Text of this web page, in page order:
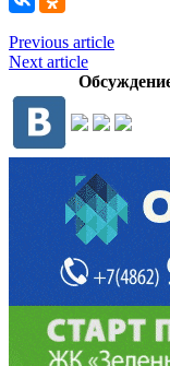
Previous article
Next article